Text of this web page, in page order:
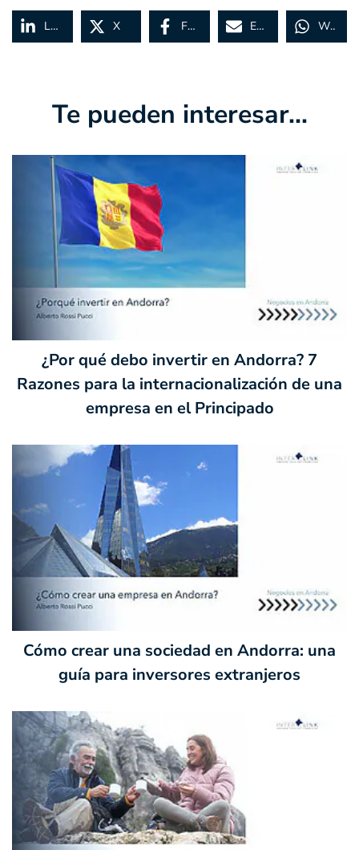
LinkedIn X Facebook Email WhatsApp
Te pueden interesar...
¿Por qué debo invertir en Andorra? 7
Razones para la internacionalización de una
empresa en el Principado
Cómo crear una sociedad en Andorra: una
guía para inversores extranjeros